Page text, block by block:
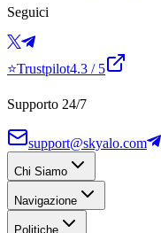
Seguici
⭐Trustpilot4.3 / 5
Supporto 24/7
support@skyalo.com
Chi Siamo
Navigazione
Politiche